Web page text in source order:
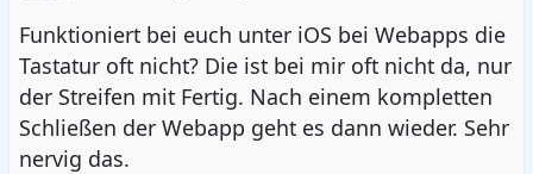
Funktioniert bei euch unter iOS bei Webapps die
Tastatur oft nicht? Die ist bei mir oft nicht da, nur
der Streifen mit Fertig. Nach einem kompletten
Schließen der Webapp geht es dann wieder. Sehr
nervig das.